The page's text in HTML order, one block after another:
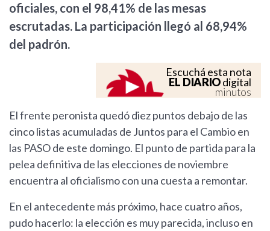
oficiales, con el 98,41% de las mesas
escrutadas. La participación llegó al 68,94%
del padrón.
Escuchá esta nota
EL DIARIOdigital
minutos
El frente peronista quedó diez puntos debajo de las
cinco listas acumuladas de Juntos para el Cambio en
las PASO de este domingo. El punto de partida para la
pelea definitiva de las elecciones de noviembre
encuentra al oficialismo con una cuesta a remontar.
En el antecedente más próximo, hace cuatro años,
pudo hacerlo: la elección es muy parecida, incluso en